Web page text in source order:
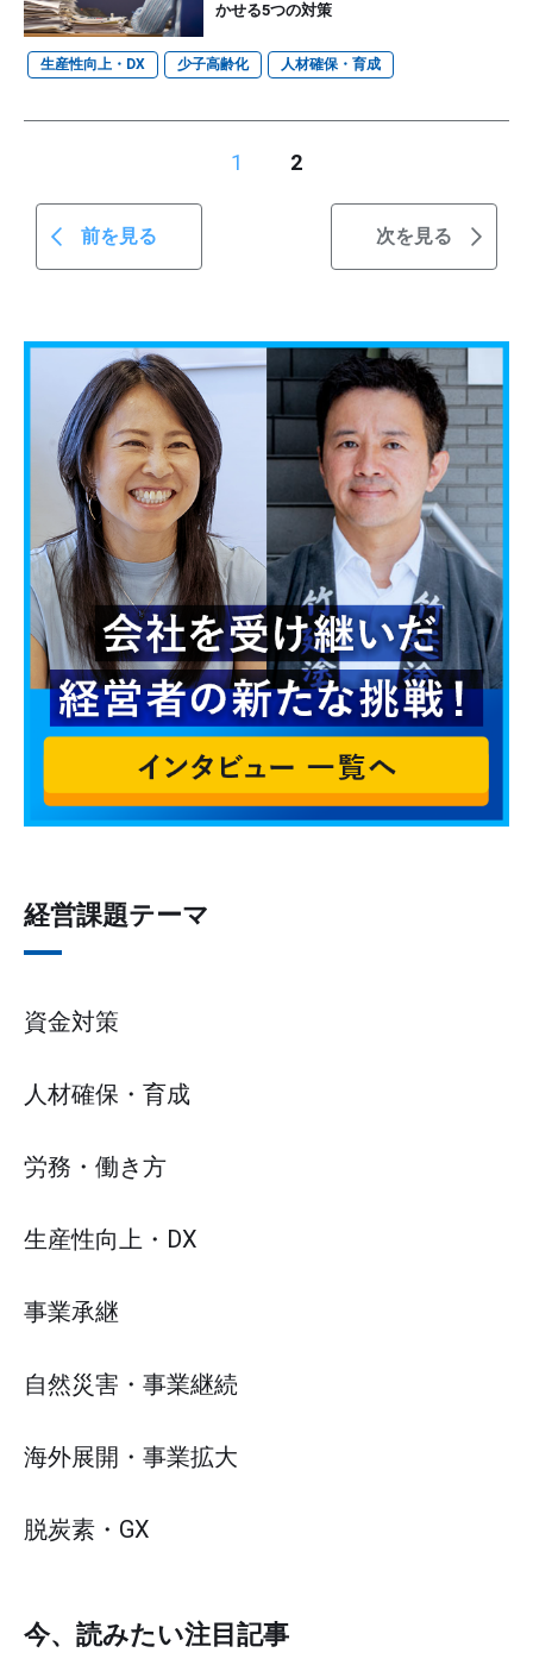
かせる5つの対策
生産性向上・DX 少子高齢化 人材確保・育成
前を見る
1 2
次を見る
経営課題テーマ
資金対策
人材確保・育成
労務・働き方
生産性向上・DX
事業承継
自然災害・事業継続
海外展開・事業拡大
脱炭素・GX
今、読みたい注目記事